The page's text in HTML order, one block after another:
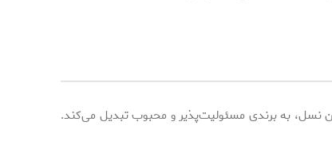
نسل، به برندی مسئولیت‌پذیر و محبوب تبدیل می‌کند.